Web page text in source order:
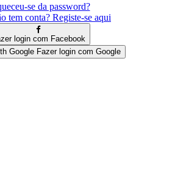
se da password?
tem conta? Registe-se aqui
login com Facebook
Fazer login com Google